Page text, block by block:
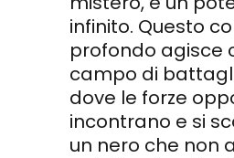
infinito. Questo
profondo agisce
campo di
dove le forze
incontrano e si
un nero che non